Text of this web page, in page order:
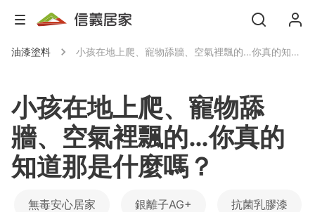
油漆塗料 小孩在地上爬、寵物舔牆、空氣裡飄的…你真的知道那是什麼嗎？
小孩在地上爬、寵物舔
牆、空氣裡飄的…你真的
知道那是什麼嗎？
無毒安心居家 銀離子AG+ 抗菌乳膠漆